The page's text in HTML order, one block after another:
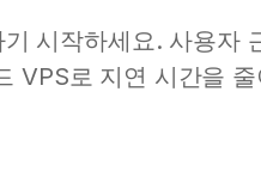
시작하세요. 사용자
VPS로 지연 시간을